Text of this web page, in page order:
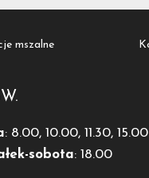
mszalne
: 8.00, 10.00, 11.30, 15.00
sobota: 18.00